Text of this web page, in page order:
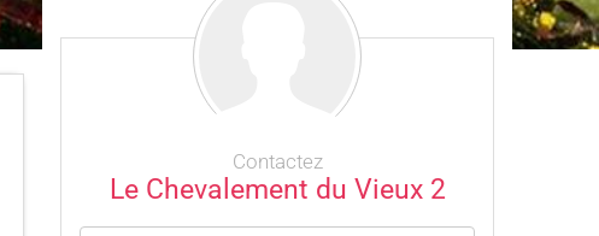
Contactez
Le Chevalement du Vieux 2